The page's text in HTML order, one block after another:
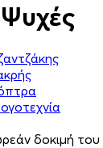
δοκιμή του